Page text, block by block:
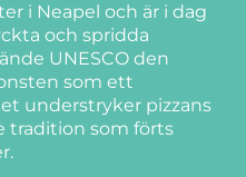
i Neapel och är i dag
och spridda
UNESCO den
som ett
understryker pizzans
tradition som förts